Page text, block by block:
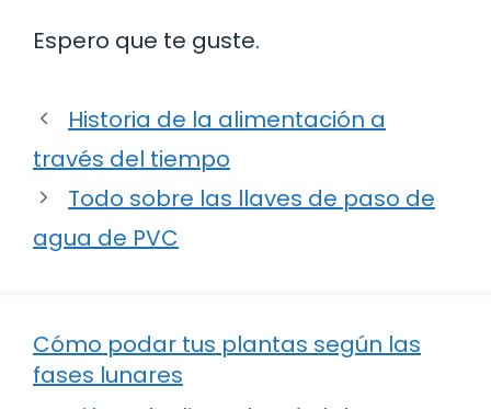
Espero que te guste.
Historia de la alimentación a
través del tiempo
Todo sobre las llaves de paso de
agua de PVC
Cómo podar tus plantas según las
fases lunares